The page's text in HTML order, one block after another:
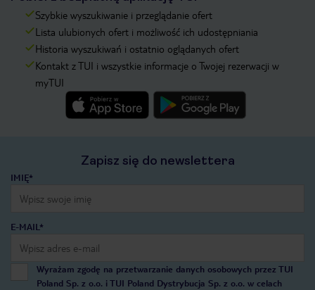
Szybkie wyszukiwanie i przeglądanie ofert
Lista ulubionych ofert i możliwość ich udostępniania
Historia wyszukiwań i ostatnio oglądanych ofert
Kontakt z TUI i wszystkie informacje o Twojej rezerwacji w
myTUI
Zapisz się do newslettera
IMIĘ*
E-MAIL*
Wyrażam zgodę na przetwarzanie danych osobowych przez TUI
Poland Sp. z o.o. i TUI Poland Dystrybucja Sp. z o.o. w celach